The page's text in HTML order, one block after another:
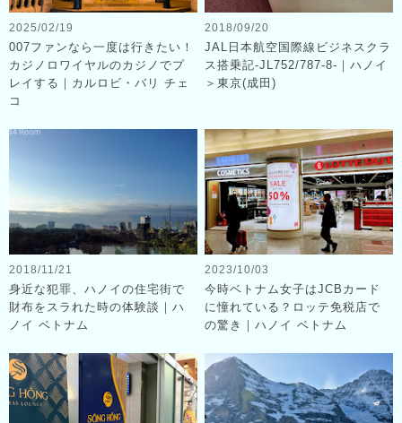
2025/02/19
007ファンなら一度は行きたい！
カジノロワイヤルのカジノでプ
レイする｜カルロビ・バリ チェ
コ
2018/09/20
JAL日本航空国際線ビジネスクラ
ス搭乗記-JL752/787-8-｜ハノイ
＞東京(成田)
2018/11/21
身近な犯罪、ハノイの住宅街で
財布をスラれた時の体験談｜ハ
ノイ ベトナム
2023/10/03
今時ベトナム女子はJCBカード
に憧れている？ロッテ免税店で
の驚き｜ハノイ ベトナム